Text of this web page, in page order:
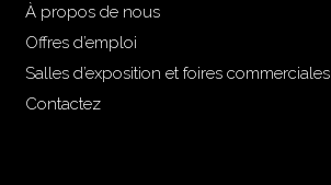
À propos de nous
Offres d’emploi
Salles d’exposition et foires commerciales
Contactez